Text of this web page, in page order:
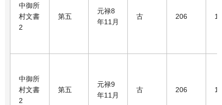
中御所
村文書
2
第五
元禄8
年11月
古 206 1
中御所
村文書
2
第五
元禄9
年11月
古 206 1